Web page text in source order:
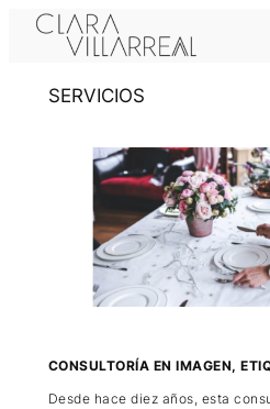
Saltar
SERVICIOS
CONSULTORÍA EN IMAGEN,
Desde hace diez años, esta